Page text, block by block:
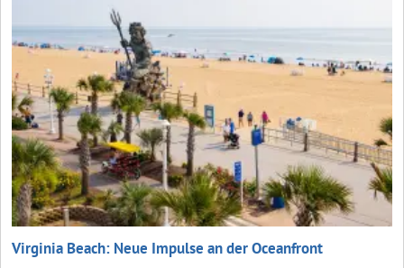
Virginia Beach: Neue Impulse an der Oceanfront